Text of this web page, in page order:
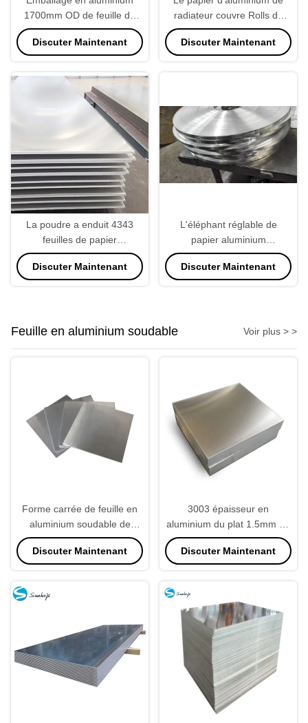
1700mm OD de feuille de
radiateur réglable de 3003
catégories.
Discuter Maintenant
radiateur couvre Rolls de
largeur de l'aluminium
2400mm
Discuter Maintenant
La poudre a enduit 4343
feuilles de papier
d'aluminium pour l'aileron de
radiateur
Discuter Maintenant
L'éléphant réglable de
papier aluminium
d'épaisseur de H22 2mm-
4mm roulent résistant
Discuter Maintenant
Feuille en aluminium soudable Voir plus > >
Forme carrée de feuille en
aluminium soudable de
l'alliage 8011 de résistance à
la corrosion
Discuter Maintenant
3003 épaisseur en
aluminium du plat 1.5mm de
feuille en aluminium
Discuter Maintenant